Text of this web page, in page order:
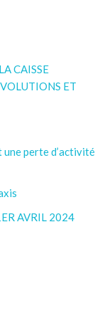
CAISSE
ET
une perte d’activité
AVRIL 2024